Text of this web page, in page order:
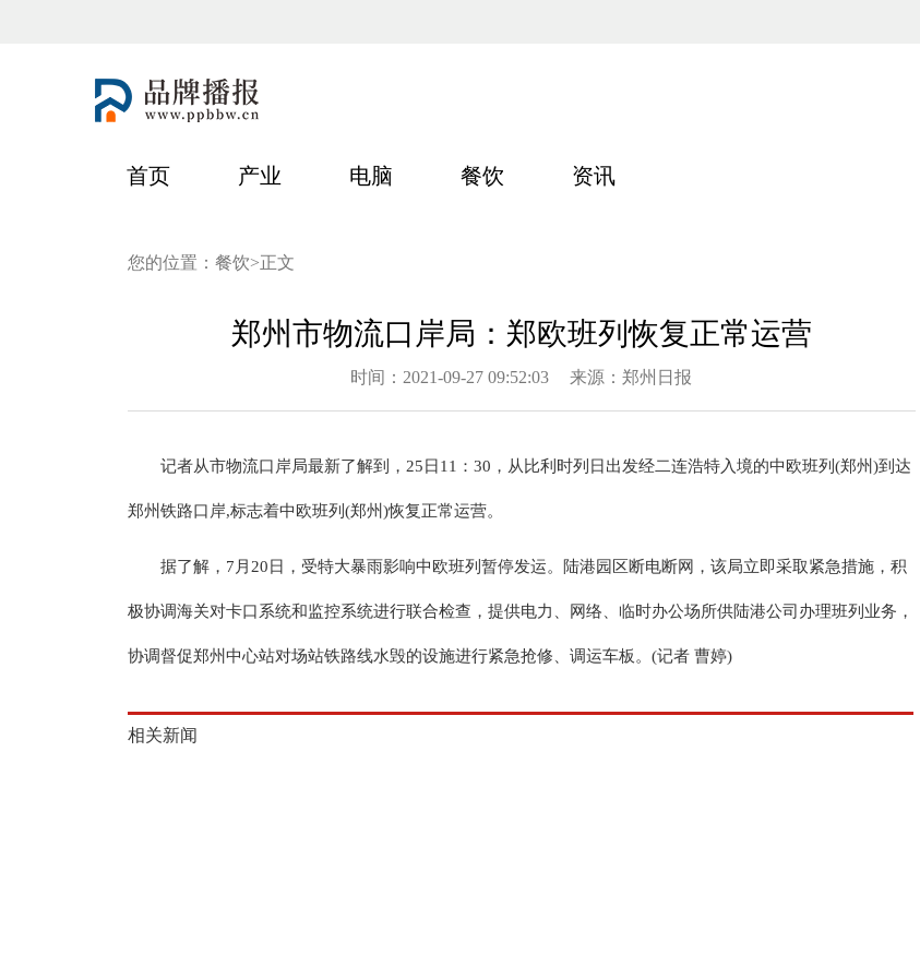
首页 产业 电脑 餐饮 资讯
您的位置： 餐饮>正文
郑州市物流口岸局：郑欧班列恢复正常运营
时间：2021-09-27 09:52:03 来源：郑州日报
记者从市物流口岸局最新了解到，25日11：30，从比利时列日出发经二连浩特入境的中欧班列(郑州)到达
郑州铁路口岸,标志着中欧班列(郑州)恢复正常运营。
据了解，7月20日，受特大暴雨影响中欧班列暂停发运。陆港园区断电断网，该局立即采取紧急措施，积
极协调海关对卡口系统和监控系统进行联合检查，提供电力、网络、临时办公场所供陆港公司办理班列业务，
协调督促郑州中心站对场站铁路线水毁的设施进行紧急抢修、调运车板。(记者 曹婷)
相关新闻